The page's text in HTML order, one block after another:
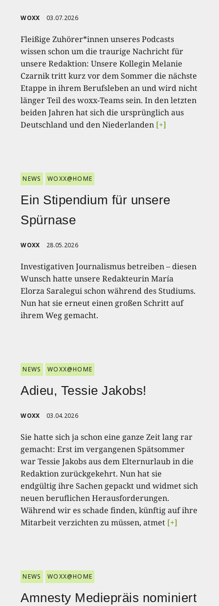
WOXX 03.07.2026
Fleißige Zuhörer*innen unseres Podcasts
wissen schon um die traurige Nachricht für
unsere Redaktion: Unsere Kollegin Melanie
Czarnik tritt kurz vor dem Sommer die nächste
Etappe in ihrem Berufsleben an und wird nicht
länger Teil des woxx-Teams sein. In den letzten
beiden Jahren hat sich die ursprünglich aus
Deutschland und den Niederlanden [+]
NEWS WOXX@HOME
Ein Stipendium für unsere
Spürnase
WOXX 28.05.2026
Investigativen Journalismus betreiben – diesen
Wunsch hatte unsere Redakteurin María
Elorza Saralegui schon während des Studiums.
Nun hat sie erneut einen großen Schritt auf
ihrem Weg gemacht.
NEWS WOXX@HOME
Adieu, Tessie Jakobs!
WOXX 03.04.2026
Sie hatte sich ja schon eine ganze Zeit lang rar
gemacht: Erst im vergangenen Spätsommer
war Tessie Jakobs aus dem Elternurlaub in die
Redaktion zurückgekehrt. Nun hat sie
endgültig ihre Sachen gepackt und widmet sich
neuen beruflichen Herausforderungen.
Während wir es schade finden, künftig auf ihre
Mitarbeit verzichten zu müssen, atmet [+]
NEWS WOXX@HOME
Amnesty Mediepräis nominiert